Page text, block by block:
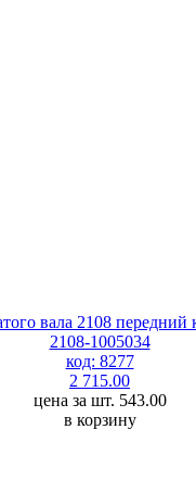
вала 2108
2108-1005034
код: 8277
2 715.00
цена за шт. 543.00
в корзину